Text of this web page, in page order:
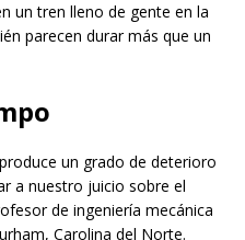
un tren lleno de gente en la
parecen durar más que un
un grado de deterioro
a nuestro juicio sobre el
de ingeniería mecánica
Carolina del Norte.